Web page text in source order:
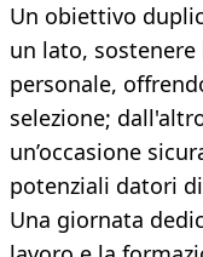
Un obiettivo
un lato, sostenere
personale,
selezione;
un’occasione
potenziali datori
Una giornata